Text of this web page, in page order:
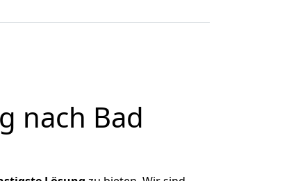
nach Bad